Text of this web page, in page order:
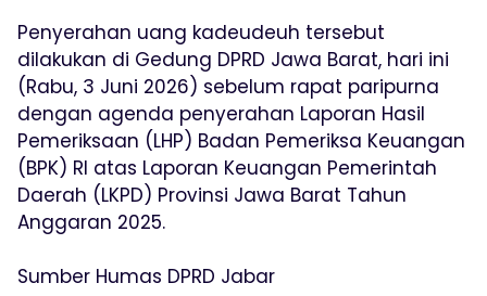
Penyerahan uang kadeudeuh tersebut
dilakukan di Gedung DPRD Jawa Barat, hari ini
(Rabu, 3 Juni 2026) sebelum rapat paripurna
dengan agenda penyerahan Laporan Hasil
Pemeriksaan (LHP) Badan Pemeriksa Keuangan
(BPK) RI atas Laporan Keuangan Pemerintah
Daerah (LKPD) Provinsi Jawa Barat Tahun
Anggaran 2025.
Sumber Humas DPRD Jabar